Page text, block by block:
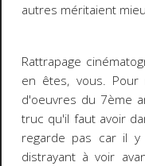
autres méritaient
Rattrapage
en êtes, vous.
d'oeuvres du 7ème
truc qu'il faut avoir
regarde pas car il
distrayant à voir